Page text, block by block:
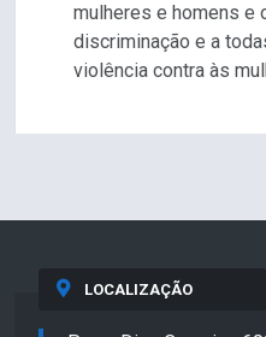
mulheres e homens e
discriminação e a
violência contra às
LOCALIZAÇÃO